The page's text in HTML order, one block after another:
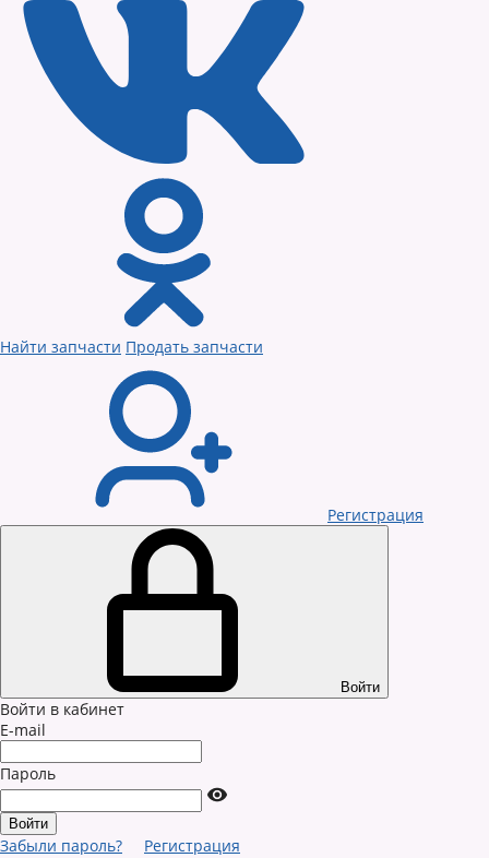
Найти запчасти Продать запчасти
Регистрация
Войти
Войти в кабинет
E-mail
Пароль
Забыли пароль? Регистрация